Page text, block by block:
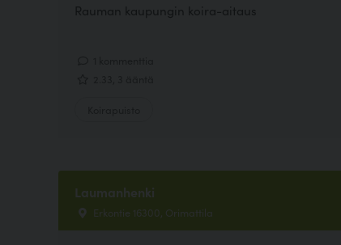
Rauman kaupungin koira-aitaus
Laumanhenki
Erkontie 16300, Orimattila